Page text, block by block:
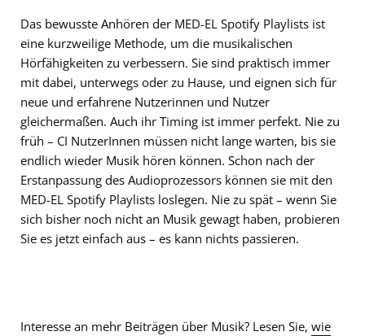
Das bewusste Anhören der MED-EL Spotify Playlists ist
eine kurzweilige Methode, um die musikalischen
Hörfähigkeiten zu verbessern. Sie sind praktisch immer
mit dabei, unterwegs oder zu Hause, und eignen sich für
neue und erfahrene Nutzerinnen und Nutzer
gleichermaßen. Auch ihr Timing ist immer perfekt. Nie zu
früh – CI NutzerInnen müssen nicht lange warten, bis sie
endlich wieder Musik hören können. Schon nach der
Erstanpassung des Audioprozessors können sie mit den
MED-EL Spotify Playlists loslegen. Nie zu spät – wenn Sie
sich bisher noch nicht an Musik gewagt haben, probieren
Sie es jetzt einfach aus – es kann nichts passieren.
Interesse an mehr Beiträgen über Musik? Lesen Sie, wie